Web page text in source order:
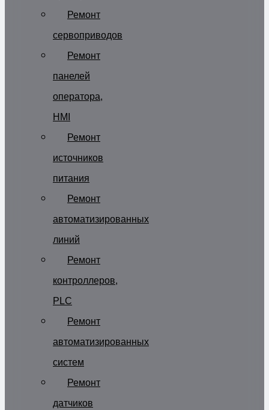
Ремонт
сервоприводов
Ремонт
панелей
оператора,
HMI
Ремонт
источников
питания
Ремонт
автоматизированных
линий
Ремонт
контроллеров,
PLC
Ремонт
автоматизированных
систем
Ремонт
датчиков